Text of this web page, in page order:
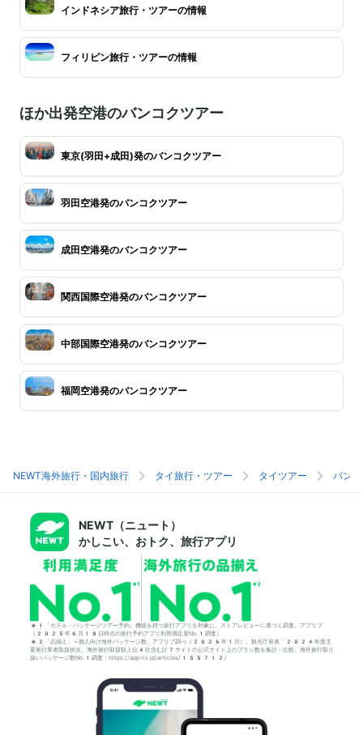
インドネシア旅行・ツアーの情報
フィリピン旅行・ツアーの情報
ほか出発空港のバンコクツアー
東京(羽田+成田)発のバンコクツアー
羽田空港発のバンコクツアー
成田空港発のバンコクツアー
関西国際空港発のバンコクツアー
中部国際空港発のバンコクツアー
福岡空港発のバンコクツアー
NEWT海外旅行・国内旅行 タイ旅行・ツアー タイツアー バン
NEWT（ニュート）
かしこい、おトク、旅行アプリ
*1「ホテル・パッケージツアー予約」機能を持つ旅行アプリを対象に、ストアレビューに基づく調査。アプリブ
（2025年6月18日時点の旅行予約アプリ利用満足度No.1調査）
*2「品揃え」＝個人向け海外パッケージ数。アプリブ調べ（2026年1月）。観光庁発表「2024年度主
要旅行業者取扱状況」海外旅行取扱額上位4社含む計7サイトの公式サイト上のプラン数を集計・比較。海外旅行取り
扱いパッケージ数No.1調査：https://app-liv.jp/articles/155712/